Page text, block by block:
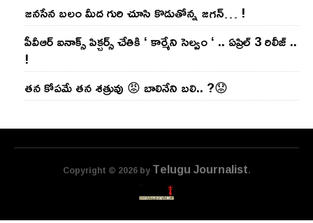
జ‌న‌సేన బ‌లం మీద గురి చూసి కొడుతోన్న జ‌గ‌న్‌… !
పీవీఆర్ ఐనాక్స్ పిక్చర్స్ చేతికి ‘ కార్మేని సెల్వం ‘ .. ఏప్రిల్ 3 రిలీజ్ ..
!
తన కోపమే తన శత్రువు 😡 బాలినేని బలి.. ?😟
Copyright © 2026 byTelugu Journalist.